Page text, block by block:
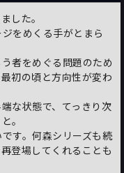
した。
をめくる手がとまら
者をめぐる問題のため
初の頃と方向性が変わ
な状態で、てっきり次
。
す。何森シリーズも続
登場してくれることも